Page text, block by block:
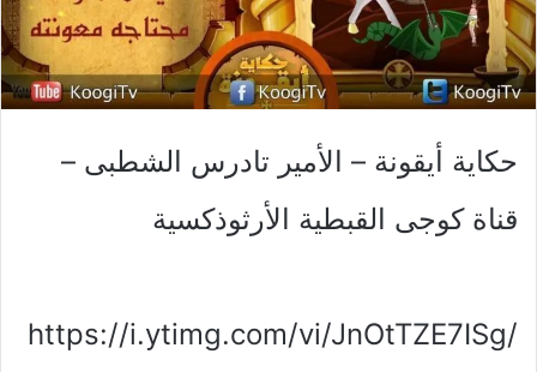
حكاية أيقونة – الأمير تادرس الشطبى –
قناة كوجى القبطية الأرثوذكسية
https://i.ytimg.com/vi/JnOtTZE7ISg/